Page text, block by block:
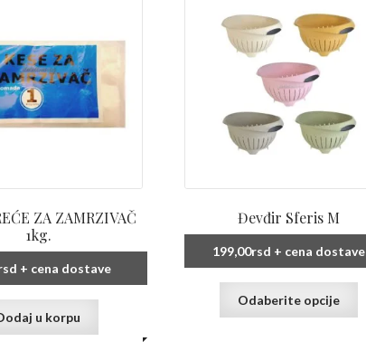
ZA ZAMRZIVAČ
1kg.
+ cena dostave
u korpu
Đevđir Sferis M
199,00rsd + cena dostave
Odaberite opcije